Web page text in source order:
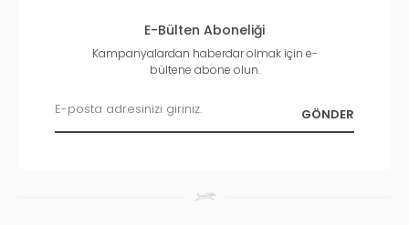
E-Bülten Aboneliği
Kampanyalardan haberdar olmak için e-
bültene abone olun.